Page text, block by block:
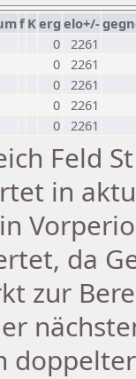
f Kerg elo+/-
0 2261
0 2261
0 2261
0 2261
0 2261
Feld
in
da
zur